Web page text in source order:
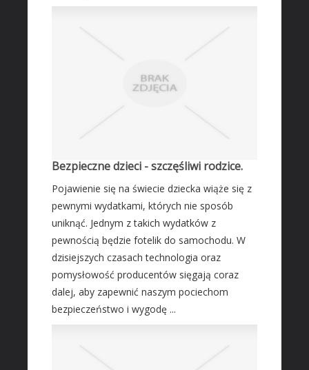
Adwokaci, Porady Prawne
Serwis
Inne Usługi
HOTELE
Hotele i Noclegi
Podróże
Wypoczynek
ZABIEGI
Bezpieczne dzieci - szczęśliwi rodzice.
Pojawienie się na świecie dziecka wiąże się z
pewnymi wydatkami, których nie sposób
uniknąć. Jednym z takich wydatków z
pewnością będzie fotelik do samochodu. W
dzisiejszych czasach technologia oraz
pomysłowość producentów sięgają coraz
dalej, aby zapewnić naszym pociechom
bezpieczeństwo i wygodę ...